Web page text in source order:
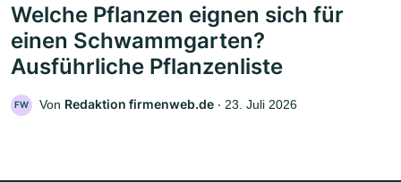
Welche Pflanzen eignen sich für
einen Schwammgarten?
Ausführliche Pflanzenliste
FW Von Redaktion firmenweb.de ‧ 23. Juli 2026